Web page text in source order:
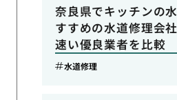
奈良県でキッチンの
すすめの水道修理会
速い優良業者を比較
水道修理